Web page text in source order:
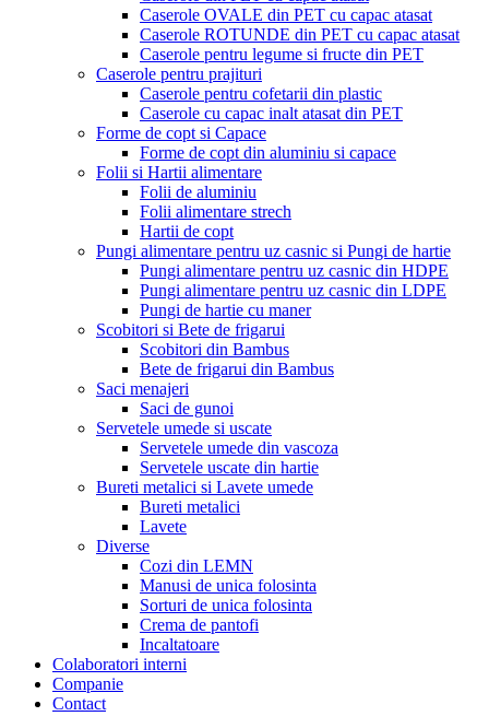
Caserole OVALE din PET cu capac atasat
Caserole ROTUNDE din PET cu capac atasat
Caserole pentru legume si fructe din PET
Caserole pentru prajituri
Caserole pentru cofetarii din plastic
Caserole cu capac inalt atasat din PET
Forme de copt si Capace
Forme de copt din aluminiu si capace
Folii si Hartii alimentare
Folii de aluminiu
Folii alimentare strech
Hartii de copt
Pungi alimentare pentru uz casnic si Pungi de hartie
Pungi alimentare pentru uz casnic din HDPE
Pungi alimentare pentru uz casnic din LDPE
Pungi de hartie cu maner
Scobitori si Bete de frigarui
Scobitori din Bambus
Bete de frigarui din Bambus
Saci menajeri
Saci de gunoi
Servetele umede si uscate
Servetele umede din vascoza
Servetele uscate din hartie
Bureti metalici si Lavete umede
Bureti metalici
Lavete
Diverse
Cozi din LEMN
Manusi de unica folosinta
Sorturi de unica folosinta
Crema de pantofi
Incaltatoare
Colaboratori interni
Companie
Contact